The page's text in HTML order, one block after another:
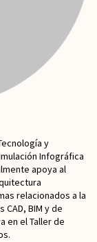
y
Infográfica
apoya al
relacionados a la
BIM y de
en el Taller de